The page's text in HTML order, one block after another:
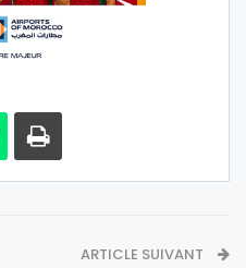
ARTICLE SUIVANT